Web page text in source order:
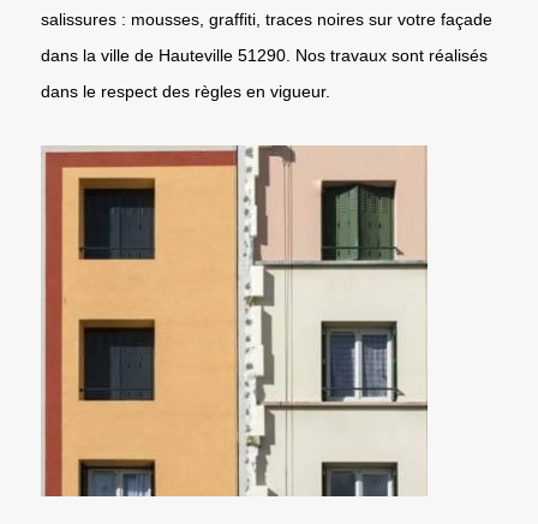
salissures : mousses, graffiti, traces noires sur votre façade
dans la ville de Hauteville 51290. Nos travaux sont réalisés
dans le respect des règles en vigueur.